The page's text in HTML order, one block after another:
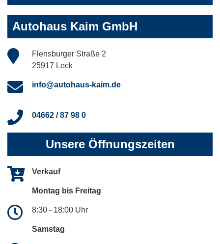
Autohaus Kaim GmbH
Flensburger Straße 2
25917 Leck
info@autohaus-kaim.de
04662 / 87 98 0
Unsere Öffnungszeiten
Verkauf
Montag bis Freitag
8:30 - 18:00 Uhr
Samstag